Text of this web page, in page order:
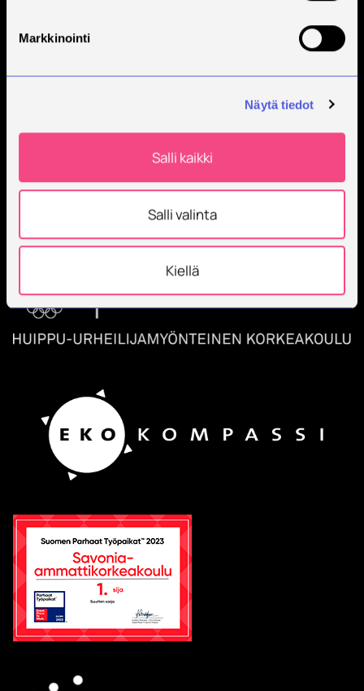
Markkinointi
Näytä tiedot
Salli kaikki
Salli valinta
Kiellä
Savonia on kansainvälinen työelämäläheinen
korkeakoulu, joka kouluttaa, tutkii, kehittää ja
Opiskelijoita + 9000